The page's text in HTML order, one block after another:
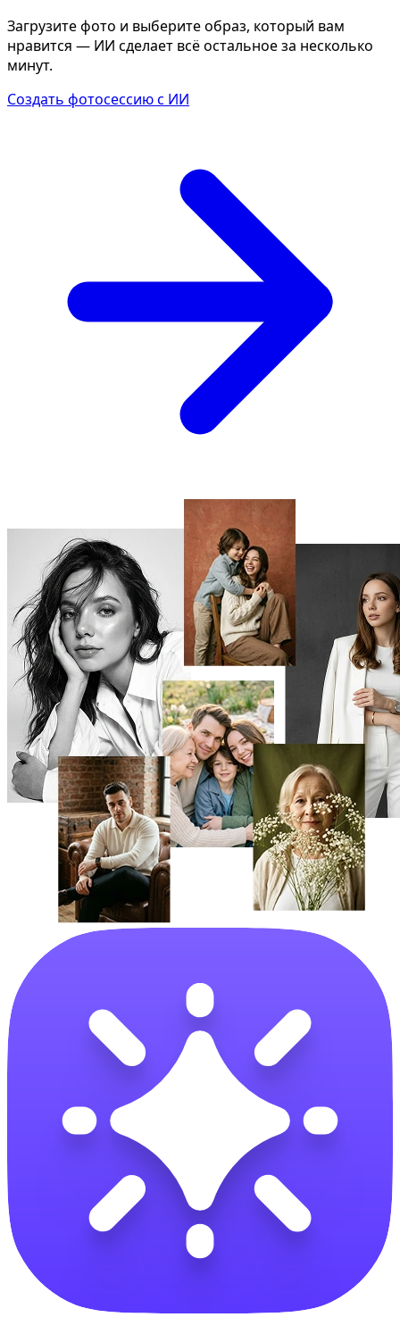
Загрузите фото и выберите образ, который вам
нравится — ИИ сделает всё остальное за несколько
минут.
Создать фотосессию с ИИ